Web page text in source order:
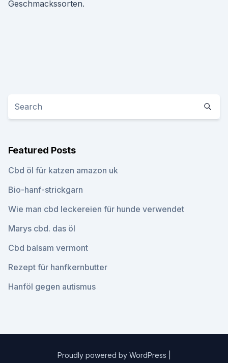
Geschmackssorten.
Featured Posts
Cbd öl für katzen amazon uk
Bio-hanf-strickgarn
Wie man cbd leckereien für hunde verwendet
Marys cbd. das öl
Cbd balsam vermont
Rezept für hanfkernbutter
Hanföl gegen autismus
Proudly powered by WordPress